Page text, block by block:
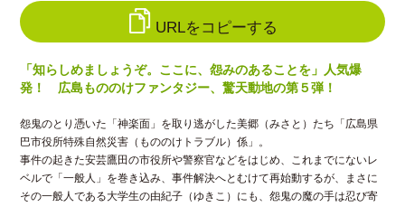
URLをコピーする
「知らしめましょうぞ。ここに、怨みのあることを」人気爆
発！ 広島もののけファンタジー、驚天動地の第５弾！
怨鬼のとり憑いた「神楽面」を取り逃がした美郷（みさと）たち「広島県
巴市役所特殊自然災害（もののけトラブル）係」。
事件の起きた安芸鷹田の市役所や警察官などをはじめ、これまでにないレ
ベルで「一般人」を巻き込み、事件解決へとむけて再始動するが、まさに
その一般人である大学生の由紀子（ゆきこ）にも、怨鬼の魔の手は忍び寄